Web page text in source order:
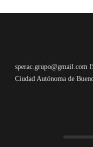
sperac.grupo@gmail.com
Ciudad Autónoma de